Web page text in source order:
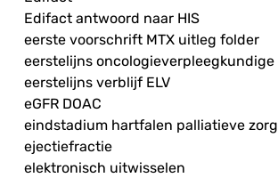
Edifact antwoord naar HIS
eerste voorschrift MTX uitleg folder
eerstelijns oncologieverpleegkundige
eerstelijns verblijf ELV
eGFR DOAC
eindstadium hartfalen palliatieve zorg
ejectiefractie
elektronisch uitwisselen